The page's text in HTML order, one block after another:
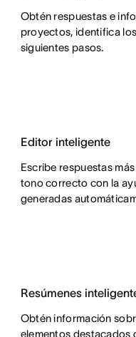
Obtén respuestas e
proyectos, identifica
siguientes pasos.
Editor inteligente
Escribe respuestas
tono correcto con la
generadas
Resúmenes
Obtén información
elementos destacados